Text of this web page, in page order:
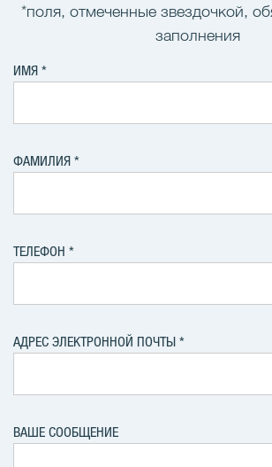
*поля, отмеченные звездочкой,
заполнения
ИМЯ
ФАМИЛИЯ
ТЕЛЕФОН
АДРЕС ЭЛЕКТРОННОЙ ПОЧТЫ
ВАШЕ СООБЩЕНИЕ